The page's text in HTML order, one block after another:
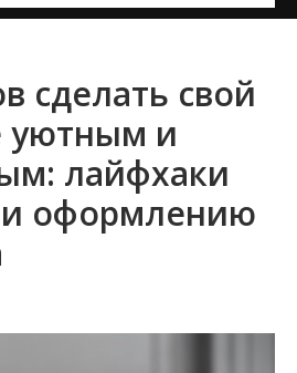
сделать свой
уютным и
лайфхаки
и оформлению